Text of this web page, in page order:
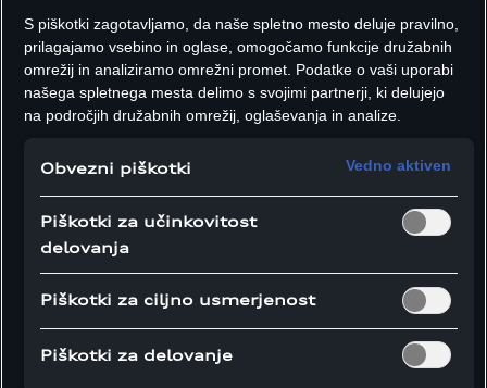
odvečnega okrasja, ki ne sledi zgolj sodobnim trendom,
temveč uteleša brezčasno estetiko in prefinjenost."
Z Massimom Frascello bo znamka Audi začrtala smer
razvoja prihodnjih generacij Audijevih modelov. V
odločilno spremenile oblikovno zasnovo in delovanje
serijskih vozil v vseh segmentih. Zato je Audi nedavno
preoblikoval svoj oblikovalski oddelek, ki zdaj poroča
neposredno predsedniku uprave.
S piškotki zagotavljamo, da naše spletno mesto deluje pravilno,
prilagajamo vsebino in oglase, omogočamo funkcije družabnih
omrežij in analiziramo omrežni promet. Podatke o vaši uporabi
našega spletnega mesta delimo s svojimi partnerji, ki delujejo
na področjih družabnih omrežij, oglaševanja in analize.
Obvezni piškotki Vedno aktiven
Piškotki za učinkovitost
delovanja
Piškotki za ciljno usmerjenost
Piškotki za delovanje